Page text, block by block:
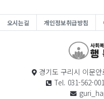
오시는길 개인정보취급방침
경기도 구리시 이문
Tel. 031-562-